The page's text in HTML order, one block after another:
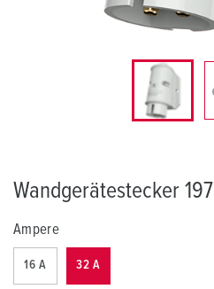
Wandgerätestecker
Ampere
16 A 32 A